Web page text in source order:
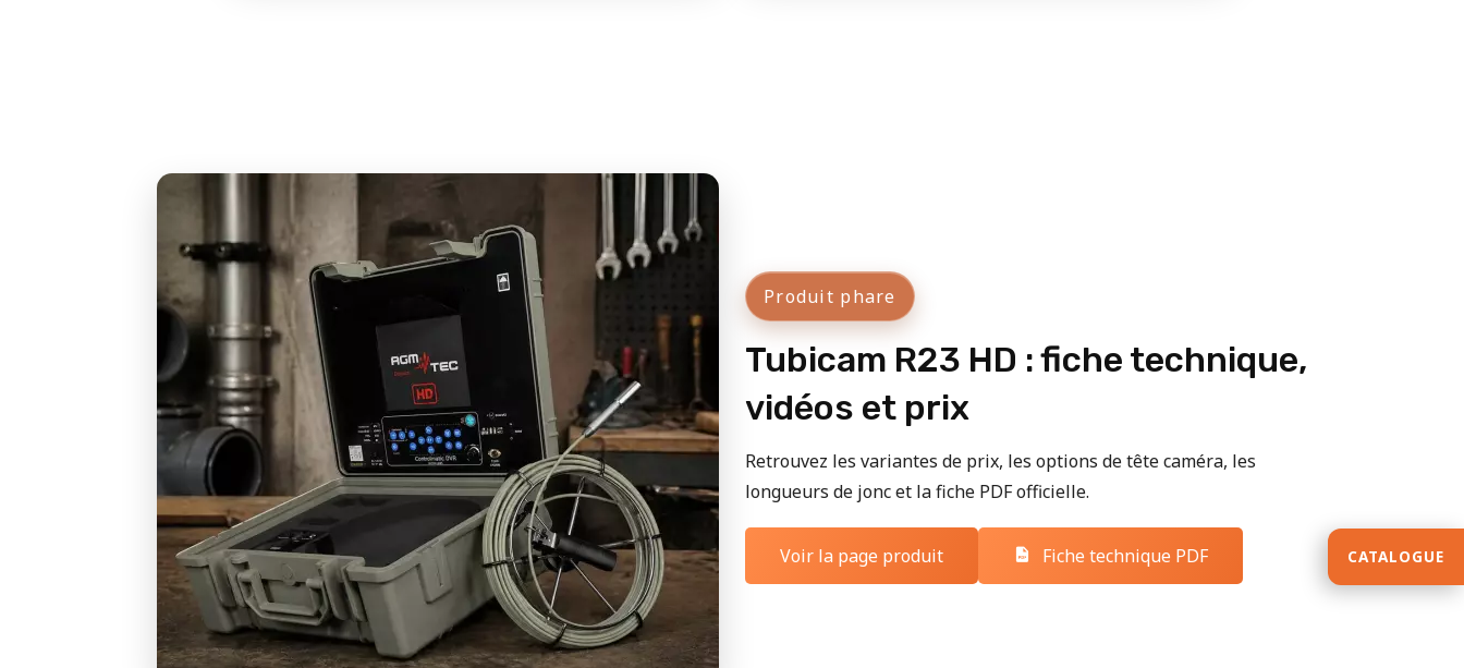
Produit phare
Tubicam R23 HD : fiche technique,
vidéos et prix
Retrouvez les variantes de prix, les options de tête caméra, les
longueurs de jonc et la fiche PDF officielle.
Voir la page produit Fiche technique PDF CATALOGUE